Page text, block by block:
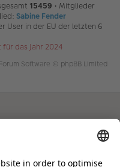
15459 • Mitglieder
Sabine Fender
User in der EU der letzten 6
das Jahr 2024
Software © phpBB Limited